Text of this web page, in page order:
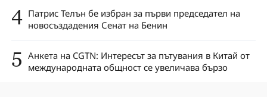
4 Патрис Телън бе избран за първи председател на
новосъздадения Сенат на Бенин
5 Анкета на CGTN: Интересът за пътувания в Китай от
международната общност се увеличава бързо